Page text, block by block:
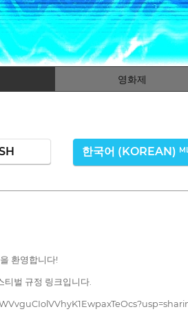
영화제
한국어 (KOREAN)
환영합니다!
티벌 규정 링크입니다.